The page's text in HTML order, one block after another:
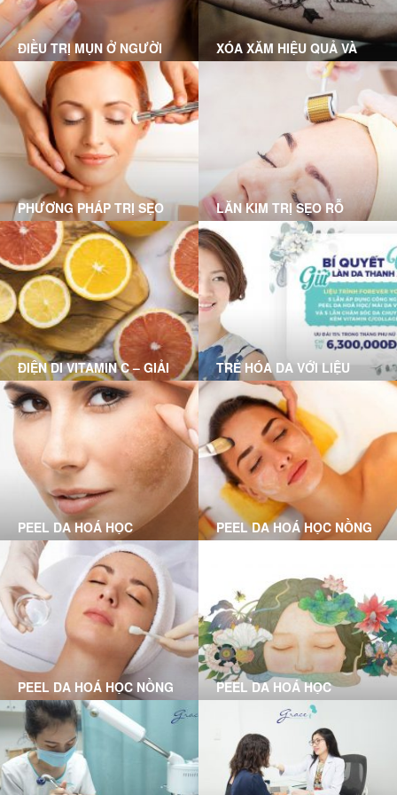
chóng
ĐIỀU TRỊ MỤN Ở NGƯỜI
LỚN
XÓA XĂM HIỆU QUẢ VÀ
KHÔNG ĐỂ LẠI SẸO CÙNG
GRACE SKINCARE CLINIC
PHƯƠNG PHÁP TRỊ SẸO
RỖ MỤN NÀO PHÙ HỢP
VỚI BẠN?
LĂN KIM TRỊ SẸO RỖ
ĐIỆN DI VITAMIN C – GIẢI
PHÁP CHO LÀN DA HƯ
TỔN
TRẺ HÓA DA VỚI LIỆU
TRÌNH FOREVER YOUNG
PEEL DA HOÁ HỌC
CHUYÊN SÂU LÀ GÌ?
PEEL DA HOÁ HỌC NỒNG
ĐỘ VỪA LÀ GÌ?
PEEL DA HOÁ HỌC NỒNG
ĐỘ NHẸ LÀ GÌ?
PEEL DA HOÁ HỌC